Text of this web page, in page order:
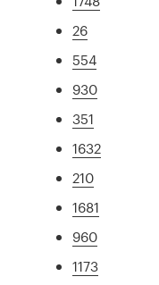
26
554
930
351
1632
210
1681
960
1173